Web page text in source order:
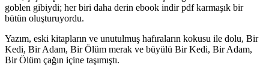
goblen gibiydi; her biri daha derin ebook indir pdf karmaşık bir
bütün oluşturuyordu.
Yazım, eski kitapların ve unutulmuş hafıraların kokusu ile dolu, Bir
Kedi, Bir Adam, Bir Ölüm merak ve büyülü Bir Kedi, Bir Adam,
Bir Ölüm çağın içine taşımıştı.